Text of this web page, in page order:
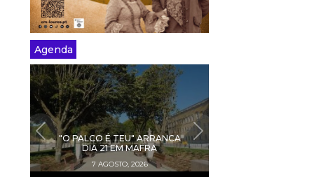
Agenda
"O PALCO É TEU" ARRANCA
DIA 21 EM MAFRA
7 AGOSTO, 2026
PREVIOUS NEXT